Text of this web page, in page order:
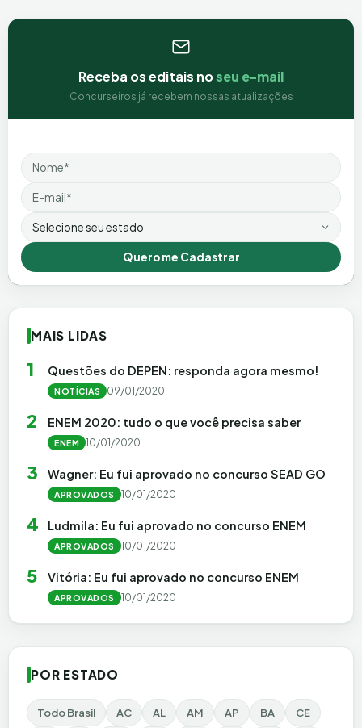
Receba os editais noseu e-mail
Concurseiros já recebem nossas atualizações
Nome
Email
Estado
Quero me Cadastrar
MAIS LIDAS
1 Questões do DEPEN: responda agora mesmo!
NOTÍCIAS 09/01/2020
2 ENEM 2020: tudo o que você precisa saber
ENEM 10/01/2020
3 Wagner: Eu fui aprovado no concurso SEAD GO
APROVADOS 10/01/2020
4 Ludmila: Eu fui aprovado no concurso ENEM
APROVADOS 10/01/2020
5 Vitória: Eu fui aprovado no concurso ENEM
APROVADOS 10/01/2020
POR ESTADO
Todo Brasil AC AL AM AP BA CE